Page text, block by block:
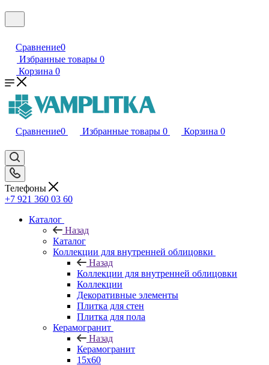
Сравнение0
Избранные товары 0
Корзина 0
Сравнение0 Избранные товары 0 Корзина 0
Телефоны
+7 921 360 03 60
Каталог
Назад
Каталог
Коллекции для внутренней облицовки
Назад
Коллекции для внутренней облицовки
Коллекции
Декоративные элементы
Плитка для стен
Плитка для пола
Керамогранит
Назад
Керамогранит
15х60